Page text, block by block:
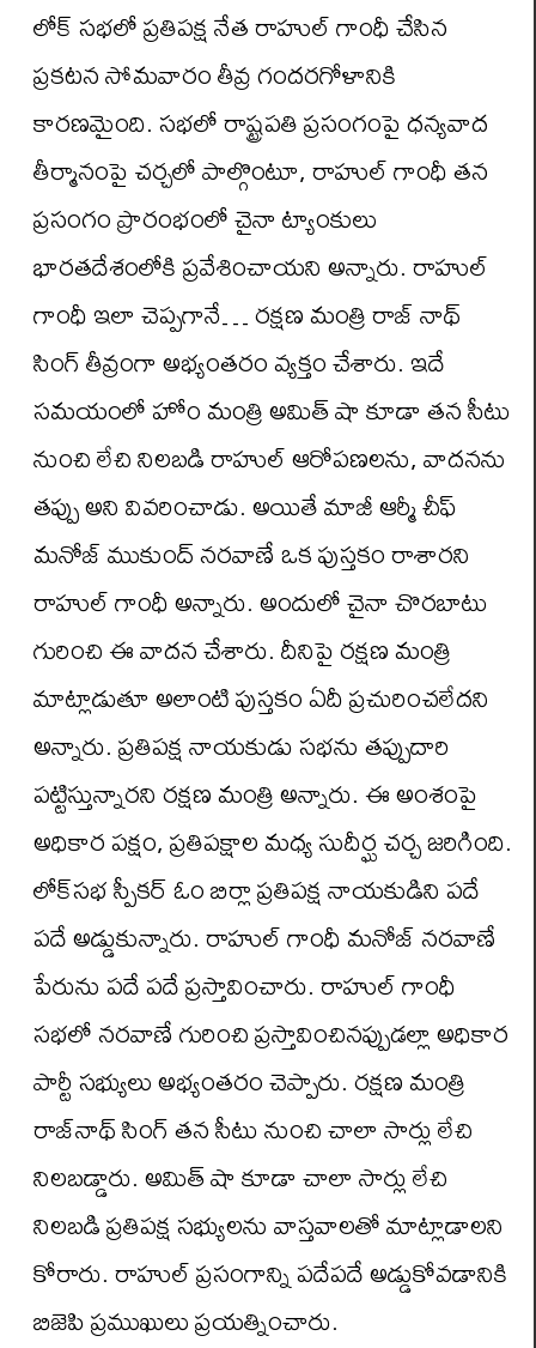
లోక్ సభలో ప్రతిపక్ష నేత రాహుల్ గాంధీ చేసిన
ప్రకటన సోమవారం తీవ్ర గందరగోళానికి
కారణమైంది. సభలో రాష్ట్రపతి ప్రసంగంపై ధన్యవాద
తీర్మానంపై చర్చలో పాల్గొంటూ, రాహుల్ గాంధీ తన
ప్రసంగం ప్రారంభంలో చైనా ట్యాంకులు
భారతదేశంలోకి ప్రవేశించాయని అన్నారు. రాహుల్
గాంధీ ఇలా చెప్పగానే… రక్షణ మంత్రి రాజ్ నాథ్
సింగ్ తీవ్రంగా అభ్యంతరం వ్యక్తం చేశారు. ఇదే
సమయంలో హోం మంత్రి అమిత్ షా కూడా తన సీటు
నుంచి లేచి నిలబడి రాహుల్ ఆరోపణలను, వాదనను
తప్పు అని వివరించాడు. అయితే మాజీ ఆర్మీ చీఫ్
మనోజ్ ముకుంద్ నరవాణే ఒక పుస్తకం రాశారని
రాహుల్ గాంధీ అన్నారు. అందులో చైనా చొరబాటు
గురించి ఈ వాదన చేశారు. దీనిపై రక్షణ మంత్రి
మాట్లాడుతూ అలాంటి పుస్తకం ఏదీ ప్రచురించలేదని
అన్నారు. ప్రతిపక్ష నాయకుడు సభను తప్పుదారి
పట్టిస్తున్నారని రక్షణ మంత్రి అన్నారు. ఈ అంశంపై
అధికార పక్షం, ప్రతిపక్షాల మధ్య సుదీర్ఘ చర్చ జరిగింది.
లోక్‌సభ స్పీకర్ ఓం బిర్లా ప్రతిపక్ష నాయకుడిని పదే
పదే అడ్డుకున్నారు. రాహుల్ గాంధీ మనోజ్ నరవాణే
పేరును పదే పదే ప్రస్తావించారు. రాహుల్ గాంధీ
సభలో నరవాణే గురించి ప్రస్తావించినప్పుడల్లా అధికార
పార్టీ సభ్యులు అభ్యంతరం చెప్పారు. రక్షణ మంత్రి
రాజ్‌నాథ్ సింగ్ తన సీటు నుంచి చాలా సార్లు లేచి
నిలబడ్డారు. అమిత్ షా కూడా చాలా సార్లు లేచి
నిలబడి ప్రతిపక్ష సభ్యులను వాస్తవాలతో మాట్లాడాలని
కోరారు. రాహుల్ ప్రసంగాన్ని పదేపదే అడ్డుకోవడానికి
బిజెపి ప్రముఖులు ప్రయత్నించారు.